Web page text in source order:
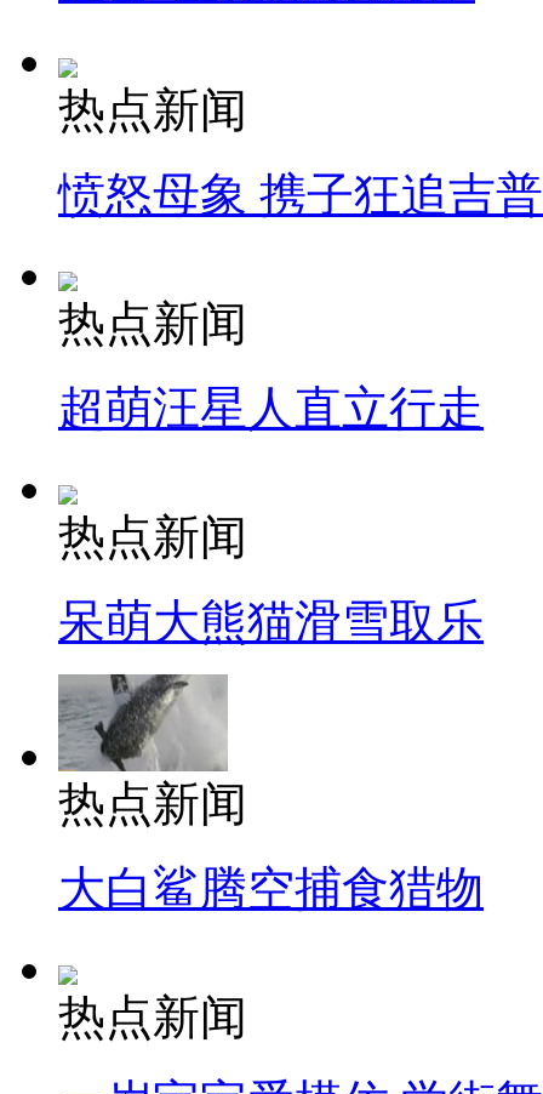
热点新闻
愤怒母象 携子狂追吉
热点新闻
超萌汪星人直立行走
热点新闻
呆萌大熊猫滑雪取乐
热点新闻
大白鲨腾空捕食猎物
热点新闻